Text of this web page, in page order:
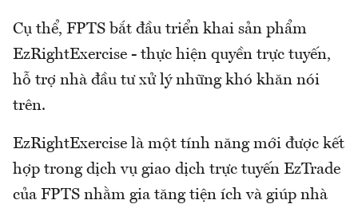
Cụ thể, FPTS bắt đầu triển khai sản phẩm
EzRightExercise - thực hiện quyền trực tuyến,
hỗ trợ nhà đầu tư xử lý những khó khăn nói
trên.
EzRightExercise là một tính năng mới được kết
hợp trong dịch vụ giao dịch trực tuyến EzTrade
của FPTS nhằm gia tăng tiện ích và giúp nhà